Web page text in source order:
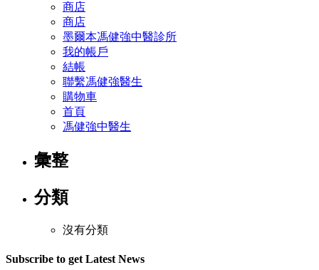
商店
商店
墨爾本馮健強中醫診所
我的帳戶
結帳
聯繫馮健強醫生
購物車
首頁
馮健強中醫生
彙整
分類
沒有分類
Subscribe to get Latest News